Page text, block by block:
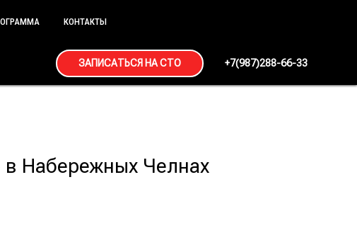
КОНТАКТЫ
ЗАПИСАТЬСЯ НА СТО +7(987)288-66-33
в Набережных Челнах